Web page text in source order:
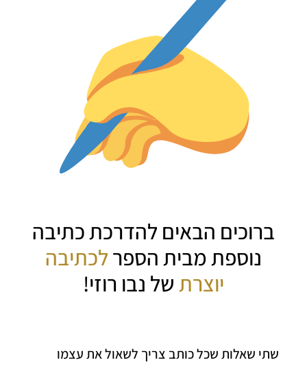
ברוכים הבאים להדרכת כתיבה
נוספת מבית הספרלכתיבה
יוצרתשל נבו רוזי!
שתי שאלות שכל כותב צריך לשאול את עצמו